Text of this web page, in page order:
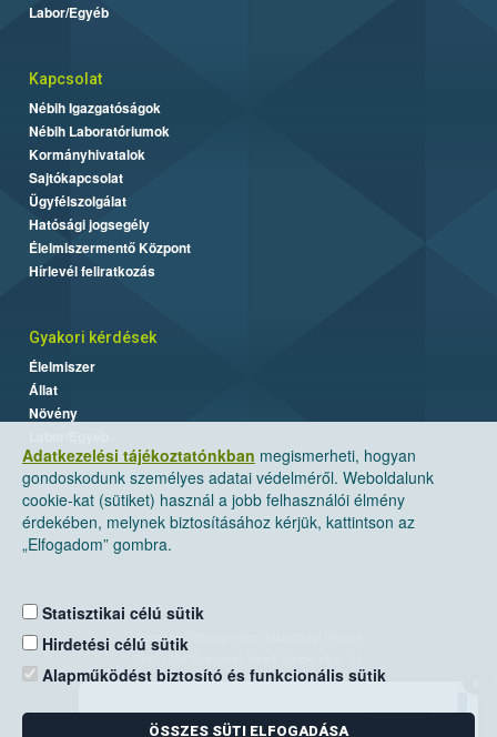
Adatkezelési tájékoztatónkban megismerheti, hogyan
gondoskodunk személyes adatai védelméről. Weboldalunk
cookie-kat (sütiket) használ a jobb felhasználói élmény
érdekében, melynek biztosításához kérjük, kattintson az
„Elfogadom” gombra.
Statisztikai célú sütik
Hirdetési célú sütik
Alapműködést biztosító és funkcionális sütik
ÖSSZES SÜTI ELFOGADÁSA
Labor/Egyéb
Kapcsolat
Nébih Igazgatóságok
Nébih Laboratóriumok
Kormányhivatalok
Sajtókapcsolat
Ügyfélszolgálat
Hatósági jogsegély
Élelmiszermentő Központ
Hírlevél feliratkozás
Gyakori kérdések
Élelmiszer
Állat
Növény
Nemzeti Élelmiszerlánc-biztonsági Hivatal
Levelezési cím: 1525 Budapest. Pf. 30.